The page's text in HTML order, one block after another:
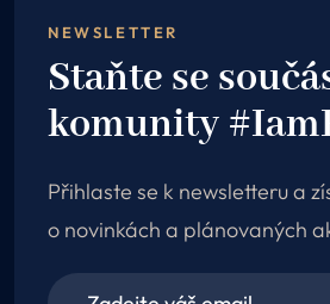
NEWSLETTER
Staňte se
komunity
Přihlaste se k newsletteru a
o novinkách a plánovaných